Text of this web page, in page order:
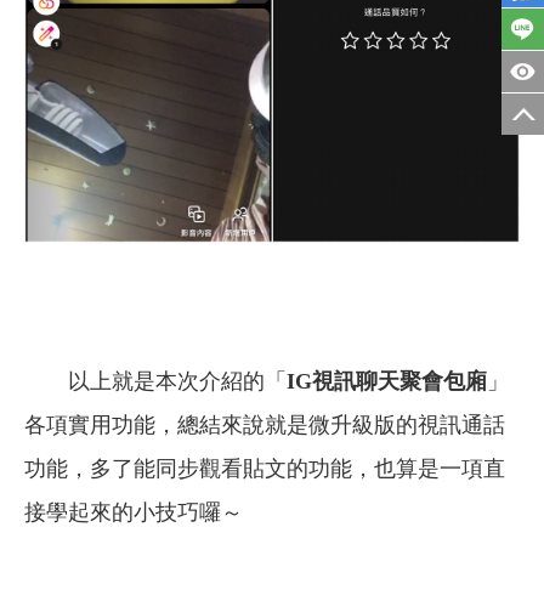
以上就是本次介紹的「 IG視訊聊天聚會包廂 」
各項實用功能，總結來說就是微升級版的視訊通話
功能，多了能同步觀看貼文的功能，也算是一項直
接學起來的小技巧囉～